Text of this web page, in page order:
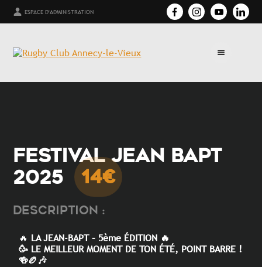
ESPACE D'ADMINISTRATION
FESTIVAL JEAN BAPT
2025
14€
Description :
🔥 LA JEAN-BAPT – 5ème ÉDITION 🔥
🥳 LE MEILLEUR MOMENT DE TON ÉTÉ, POINT BARRE !
🍻🏉🎶